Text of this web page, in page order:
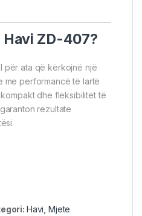
Havi ZD-407?
për ata që kërkojnë një
me performancë të lartë
dhe fleksibilitet të
rezultate
Havi, Mjete